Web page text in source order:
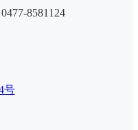
8581124
号